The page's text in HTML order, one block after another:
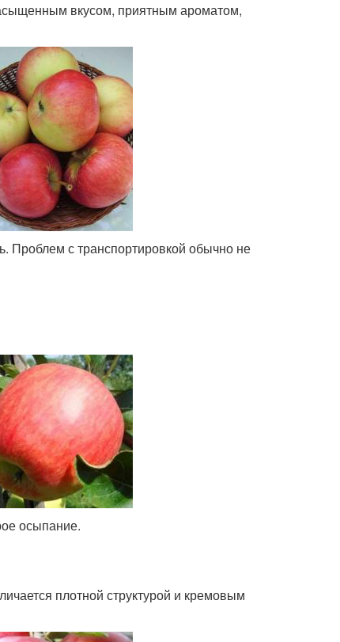
вкусом, приятным ароматом,
Проблем с транспортировкой обычно не
осыпание.
плотной структурой и кремовым